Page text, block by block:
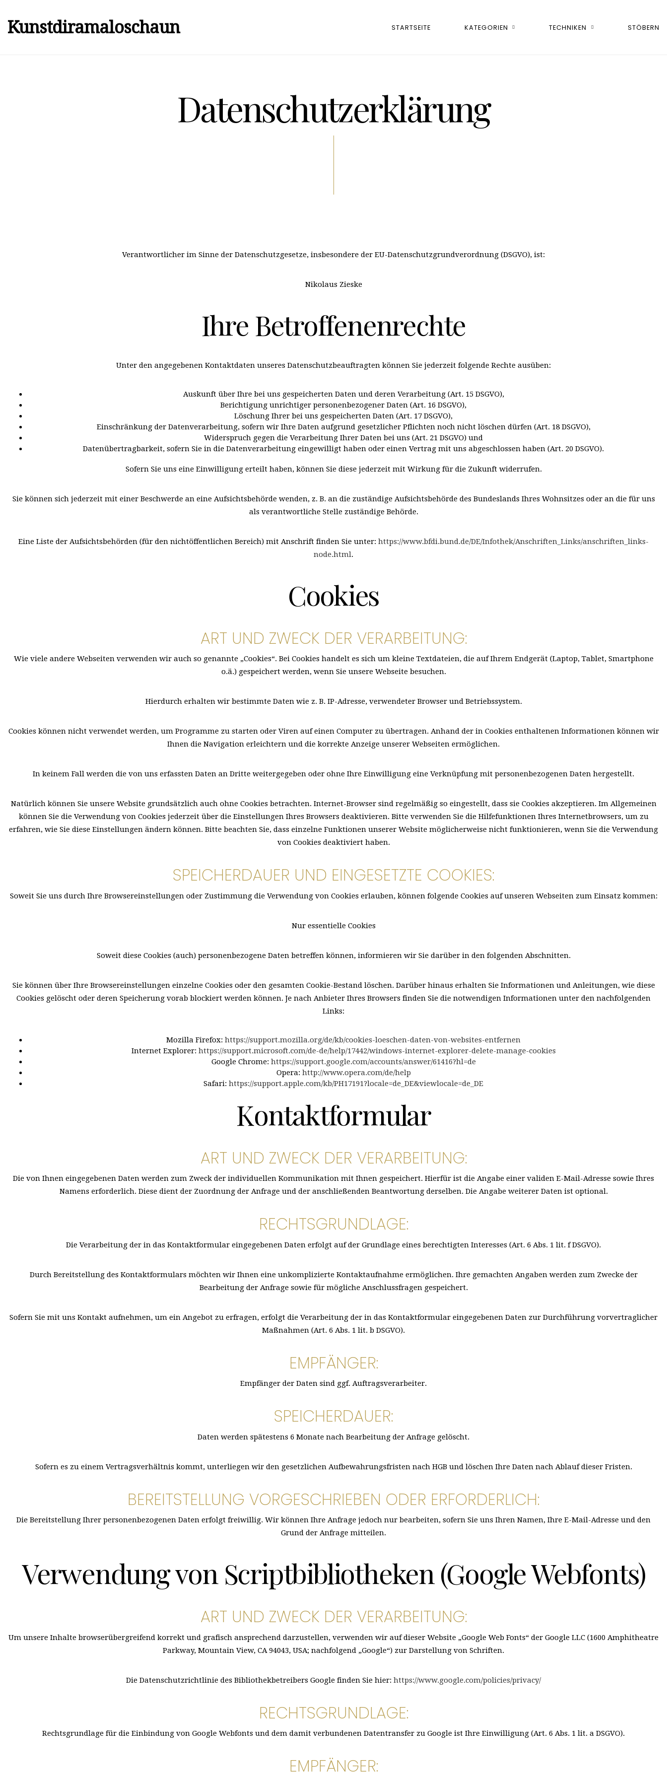
Kunstdiramaloschaun STARTSEITE KATEGORIEN TECHNIKEN STÖBERN
Datenschutzerklärung
Verantwortlicher im Sinne der Datenschutzgesetze, insbesondere der EU-Datenschutzgrundverordnung (DSGVO), ist:
Nikolaus Zieske
Ihre Betroffenenrechte
Unter den angegebenen Kontaktdaten unseres Datenschutzbeauftragten können Sie jederzeit folgende Rechte ausüben:
Auskunft über Ihre bei uns gespeicherten Daten und deren Verarbeitung (Art. 15 DSGVO),
Berichtigung unrichtiger personenbezogener Daten (Art. 16 DSGVO),
Löschung Ihrer bei uns gespeicherten Daten (Art. 17 DSGVO),
Einschränkung der Datenverarbeitung, sofern wir Ihre Daten aufgrund gesetzlicher Pflichten noch nicht löschen dürfen (Art. 18 DSGVO),
Widerspruch gegen die Verarbeitung Ihrer Daten bei uns (Art. 21 DSGVO) und
Datenübertragbarkeit, sofern Sie in die Datenverarbeitung eingewilligt haben oder einen Vertrag mit uns abgeschlossen haben (Art. 20 DSGVO).
Sofern Sie uns eine Einwilligung erteilt haben, können Sie diese jederzeit mit Wirkung für die Zukunft widerrufen.
Sie können sich jederzeit mit einer Beschwerde an eine Aufsichtsbehörde wenden, z. B. an die zuständige Aufsichtsbehörde des Bundeslands Ihres Wohnsitzes oder an die für uns
als verantwortliche Stelle zuständige Behörde.
Eine Liste der Aufsichtsbehörden (für den nichtöffentlichen Bereich) mit Anschrift finden Sie unter: https://www.bfdi.bund.de/DE/Infothek/Anschriften_Links/anschriften_links-
node.html.
Cookies
ART UND ZWECK DER VERARBEITUNG:
Wie viele andere Webseiten verwenden wir auch so genannte „Cookies“. Bei Cookies handelt es sich um kleine Textdateien, die auf Ihrem Endgerät (Laptop, Tablet, Smartphone
o.ä.) gespeichert werden, wenn Sie unsere Webseite besuchen.
Hierdurch erhalten wir bestimmte Daten wie z. B. IP-Adresse, verwendeter Browser und Betriebssystem.
Cookies können nicht verwendet werden, um Programme zu starten oder Viren auf einen Computer zu übertragen. Anhand der in Cookies enthaltenen Informationen können wir
Ihnen die Navigation erleichtern und die korrekte Anzeige unserer Webseiten ermöglichen.
In keinem Fall werden die von uns erfassten Daten an Dritte weitergegeben oder ohne Ihre Einwilligung eine Verknüpfung mit personenbezogenen Daten hergestellt.
Natürlich können Sie unsere Website grundsätzlich auch ohne Cookies betrachten. Internet-Browser sind regelmäßig so eingestellt, dass sie Cookies akzeptieren. Im Allgemeinen
können Sie die Verwendung von Cookies jederzeit über die Einstellungen Ihres Browsers deaktivieren. Bitte verwenden Sie die Hilfefunktionen Ihres Internetbrowsers, um zu
erfahren, wie Sie diese Einstellungen ändern können. Bitte beachten Sie, dass einzelne Funktionen unserer Website möglicherweise nicht funktionieren, wenn Sie die Verwendung
von Cookies deaktiviert haben.
SPEICHERDAUER UND EINGESETZTE COOKIES:
Soweit Sie uns durch Ihre Browsereinstellungen oder Zustimmung die Verwendung von Cookies erlauben, können folgende Cookies auf unseren Webseiten zum Einsatz kommen:
Nur essentielle Cookies
Soweit diese Cookies (auch) personenbezogene Daten betreffen können, informieren wir Sie darüber in den folgenden Abschnitten.
Sie können über Ihre Browsereinstellungen einzelne Cookies oder den gesamten Cookie-Bestand löschen. Darüber hinaus erhalten Sie Informationen und Anleitungen, wie diese
Cookies gelöscht oder deren Speicherung vorab blockiert werden können. Je nach Anbieter Ihres Browsers finden Sie die notwendigen Informationen unter den nachfolgenden
Links:
Mozilla Firefox: https://support.mozilla.org/de/kb/cookies-loeschen-daten-von-websites-entfernen
Internet Explorer: https://support.microsoft.com/de-de/help/17442/windows-internet-explorer-delete-manage-cookies
Google Chrome: https://support.google.com/accounts/answer/61416?hl=de
Opera: http://www.opera.com/de/help
Safari: https://support.apple.com/kb/PH17191?locale=de_DE&viewlocale=de_DE
Kontaktformular
ART UND ZWECK DER VERARBEITUNG:
Die von Ihnen eingegebenen Daten werden zum Zweck der individuellen Kommunikation mit Ihnen gespeichert. Hierfür ist die Angabe einer validen E-Mail-Adresse sowie Ihres
Namens erforderlich. Diese dient der Zuordnung der Anfrage und der anschließenden Beantwortung derselben. Die Angabe weiterer Daten ist optional.
RECHTSGRUNDLAGE:
Die Verarbeitung der in das Kontaktformular eingegebenen Daten erfolgt auf der Grundlage eines berechtigten Interesses (Art. 6 Abs. 1 lit. f DSGVO).
Durch Bereitstellung des Kontaktformulars möchten wir Ihnen eine unkomplizierte Kontaktaufnahme ermöglichen. Ihre gemachten Angaben werden zum Zwecke der
Bearbeitung der Anfrage sowie für mögliche Anschlussfragen gespeichert.
Sofern Sie mit uns Kontakt aufnehmen, um ein Angebot zu erfragen, erfolgt die Verarbeitung der in das Kontaktformular eingegebenen Daten zur Durchführung vorvertraglicher
Maßnahmen (Art. 6 Abs. 1 lit. b DSGVO).
EMPFÄNGER:
Empfänger der Daten sind ggf. Auftragsverarbeiter.
SPEICHERDAUER:
Daten werden spätestens 6 Monate nach Bearbeitung der Anfrage gelöscht.
Sofern es zu einem Vertragsverhältnis kommt, unterliegen wir den gesetzlichen Aufbewahrungsfristen nach HGB und löschen Ihre Daten nach Ablauf dieser Fristen.
BEREITSTELLUNG VORGESCHRIEBEN ODER ERFORDERLICH:
Die Bereitstellung Ihrer personenbezogenen Daten erfolgt freiwillig. Wir können Ihre Anfrage jedoch nur bearbeiten, sofern Sie uns Ihren Namen, Ihre E-Mail-Adresse und den
Grund der Anfrage mitteilen.
Verwendung von Scriptbibliotheken (Google Webfonts)
ART UND ZWECK DER VERARBEITUNG:
Um unsere Inhalte browserübergreifend korrekt und grafisch ansprechend darzustellen, verwenden wir auf dieser Website „Google Web Fonts“ der Google LLC (1600 Amphitheatre
Parkway, Mountain View, CA 94043, USA; nachfolgend „Google“) zur Darstellung von Schriften.
Die Datenschutzrichtlinie des Bibliothekbetreibers Google finden Sie hier: https://www.google.com/policies/privacy/
RECHTSGRUNDLAGE:
Rechtsgrundlage für die Einbindung von Google Webfonts und dem damit verbundenen Datentransfer zu Google ist Ihre Einwilligung (Art. 6 Abs. 1 lit. a DSGVO).
EMPFÄNGER: